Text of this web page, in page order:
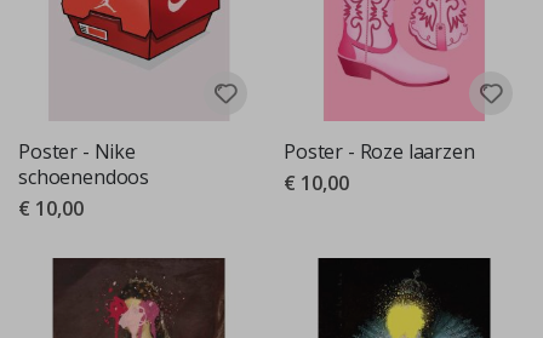
Poster - Nike
schoenendoos
€ 10,00
Poster - Roze laarzen
€ 10,00